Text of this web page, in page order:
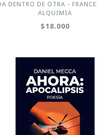
DENTRO DE OTRA -
ALQUIMIA
$18.000